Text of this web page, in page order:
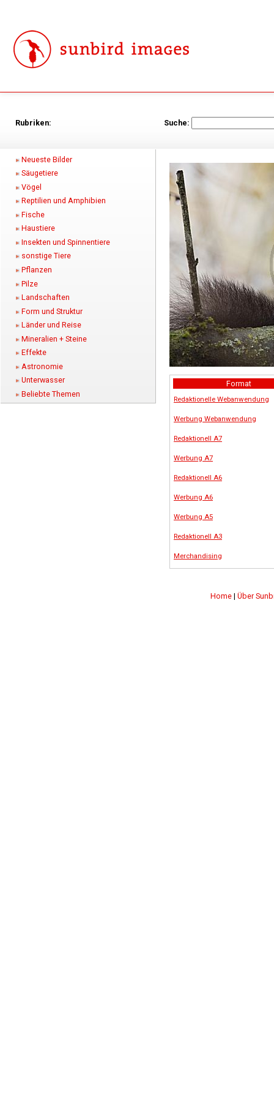
Rubriken: Suche:
Neueste Bilder
Säugetiere
Vögel
Reptilien und Amphibien
Fische
Haustiere
Insekten und Spinnentiere
sonstige Tiere
Pflanzen
Pilze
Landschaften
Form und Struktur
Länder und Reise
Mineralien + Steine
Effekte
Astronomie
Unterwasser
Beliebte Themen
Format
Redaktionelle Webanwendung
Werbung Webanwendung
Redaktionell A7
Werbung A7
Redaktionell A6
Werbung A6
Werbung A5
Redaktionell A3
Merchandising
Home | Über